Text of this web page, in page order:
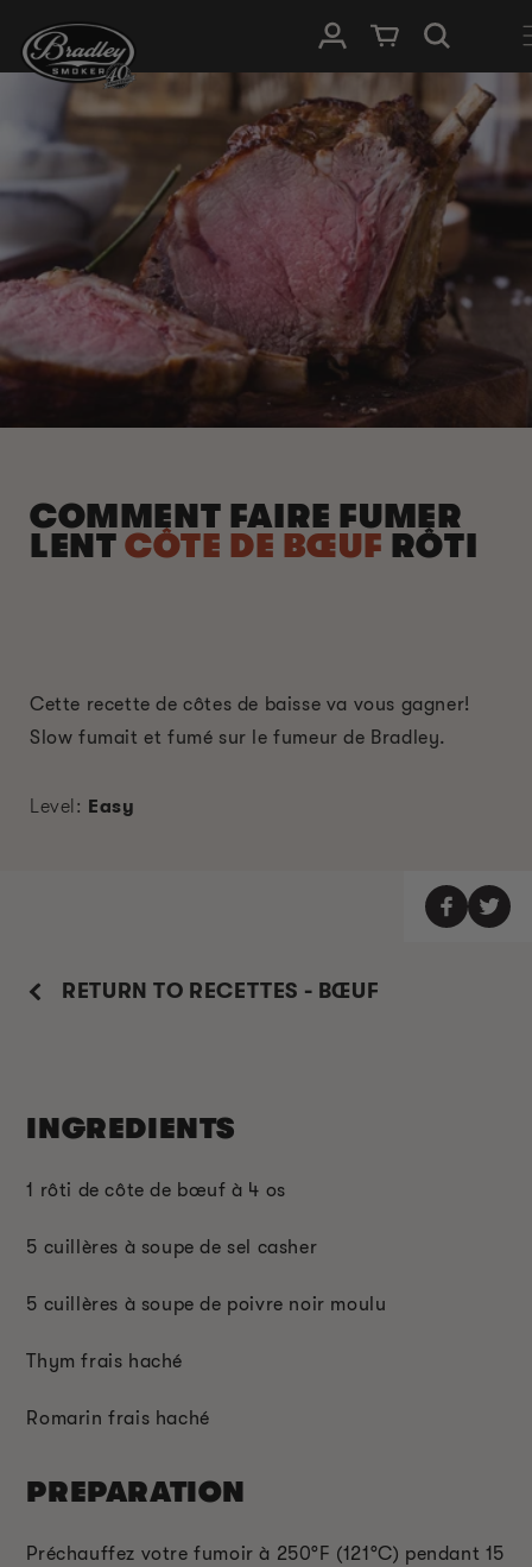
PASSER AU
CONTENU
ConnexionPanier
COMMENT FAIRE FUMER
LENT CÔTE DE BŒUF RÔTI
Cette recette de côtes de baisse va vous gagner!
Slow fumait et fumé sur le fumeur de Bradley.
Level: Easy
RETURN TO RECETTES - BŒUF
INGREDIENTS
1 rôti de côte de bœuf à 4 os
5 cuillères à soupe de sel casher
5 cuillères à soupe de poivre noir moulu
Thym frais haché
Romarin frais haché
PREPARATION
Préchauffez votre fumoir à 250°F (121°C) pendant 15